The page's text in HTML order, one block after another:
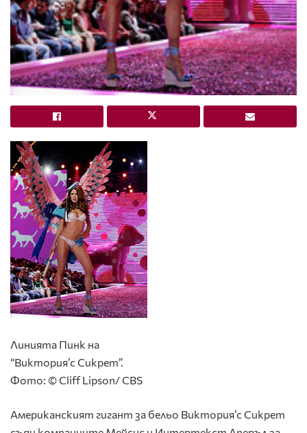
Линията Пинк на
“Виктория’с Сикрет”.
Фото: © Cliff Lipson/ CBS
Американският гигант за бельо Виктория’с Сикрет